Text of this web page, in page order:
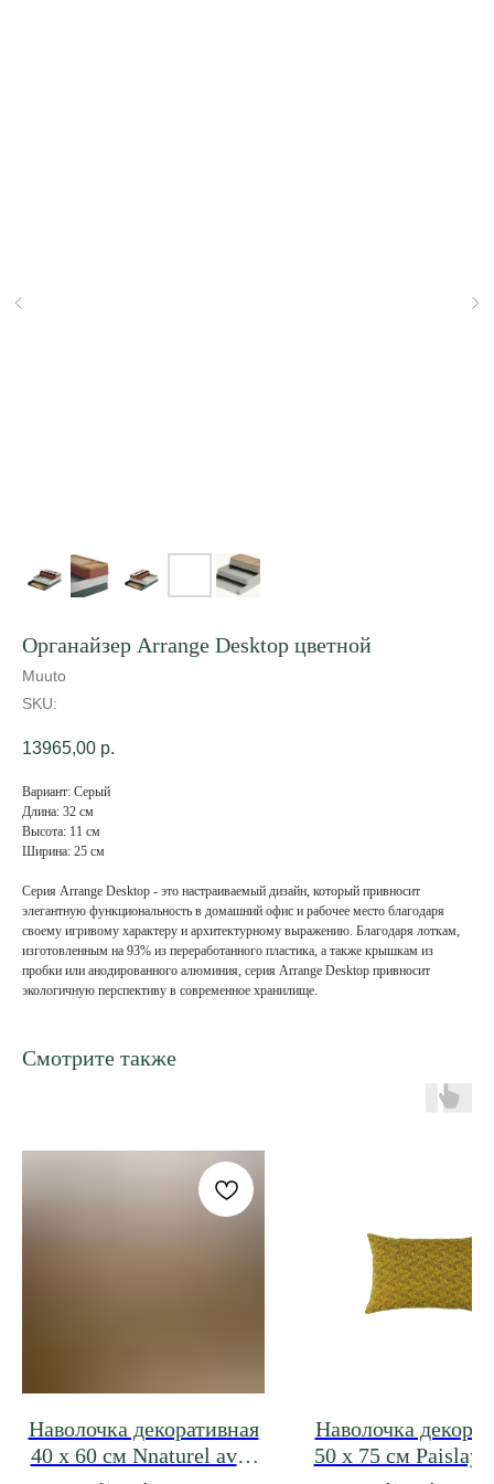
Органайзер Arrange Desktop цветной
Muuto
SKU:
13965,00 р.
Вариант: Серый
Длина: 32 см
Высота: 11 см
Ширина: 25 см
Серия Arrange Desktop - это настраиваемый дизайн, который привносит
элегантную функциональность в домашний офис и рабочее место благодаря
своему игривому характеру и архитектурному выражению. Благодаря лоткам,
изготовленным на 93% из переработанного пластика, а также крышкам из
пробки или анодированного алюминия, серия Arrange Desktop привносит
экологичную перспективу в современное хранилище.
Смотрите также
Наволочка декоративная
40 х 60 см Nnaturel avec
Наволочка
50 х 75 см Paislay